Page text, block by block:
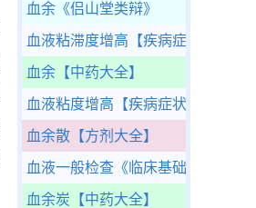
血余 《侣山堂类辩》
血液粘滞度增高 【疾病症状】
血余 【中药大全】
血液粘度增高 【疾病症状】
血余散 【方剂大全】
血液一般检查 《临床基础检验学》
血余炭 【中药大全】